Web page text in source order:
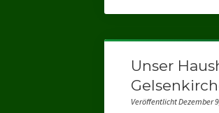
Unser
Veröffentlicht Dezember